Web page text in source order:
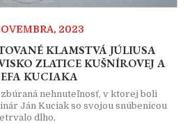
2023
KLAMSTVÁ JÚLIUSA
ZLATICE KUŠNÍROVEJ A
KUCIAKA
nehnuteľnosť, v ktorej boli
Ján Kuciak so svojou snúbenicou
dlho,